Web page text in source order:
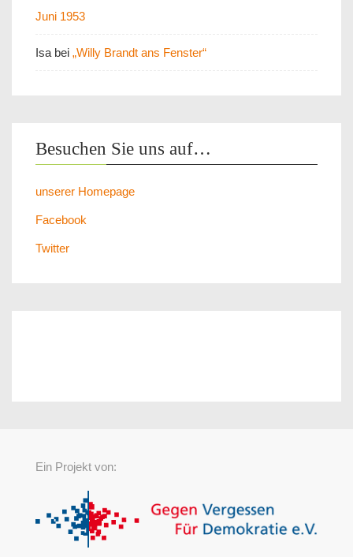
Juni 1953
Isa bei „Willy Brandt ans Fenster“
Besuchen Sie uns auf…
unserer Homepage
Facebook
Twitter
Ein Projekt von: